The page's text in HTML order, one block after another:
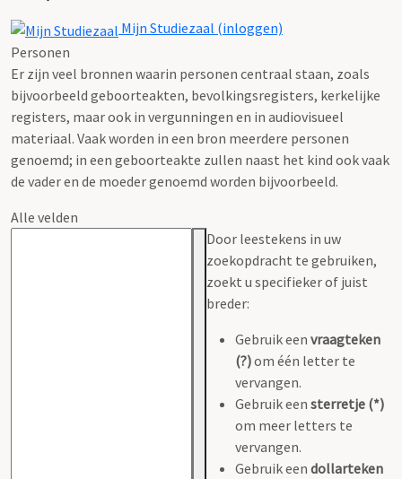
Mijn Studiezaal (inloggen)
Personen
Er zijn veel bronnen waarin personen centraal staan, zoals
bijvoorbeeld geboorteakten, bevolkingsregisters, kerkelijke
registers, maar ook in vergunningen en in audiovisueel
materiaal. Vaak worden in een bron meerdere personen
genoemd; in een geboorteakte zullen naast het kind ook vaak
de vader en de moeder genoemd worden bijvoorbeeld.
Alle velden
Door leestekens in uw
zoekopdracht te gebruiken,
zoekt u specifieker of juist
breder:
Gebruik een vraagteken
(?)om één letter te
vervangen.
Gebruik een sterretje (*)
om meer letters te
vervangen.
Gebruik een dollarteken